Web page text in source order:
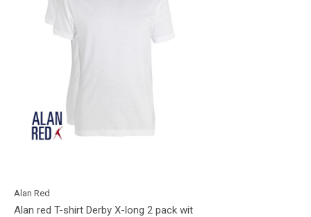
Alan Red
Alan red T-shirt Derby X-long 2 pack wit